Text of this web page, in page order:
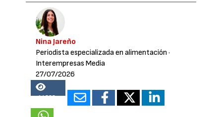
Nina Jareño
Periodista especializada en alimentación ·
Interempresas Media
27/07/2026
14328